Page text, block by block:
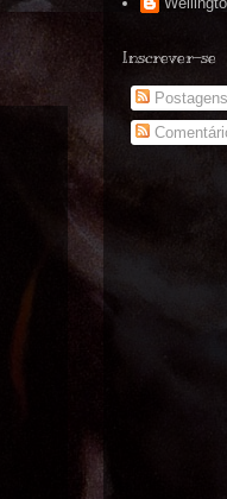
Inscrever-se
Postagens